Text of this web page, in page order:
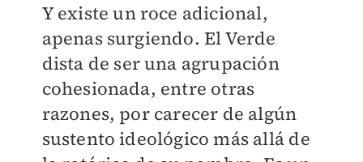
Y existe un roce adicional,
apenas surgiendo. El Verde
dista de ser una agrupación
cohesionada, entre otras
razones, por carecer de algún
sustento ideológico más allá de